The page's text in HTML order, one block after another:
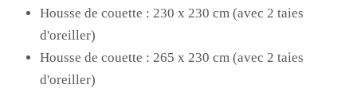
Housse de couette : 230 x 230 cm (avec 2 taies
d'oreiller)
Housse de couette : 265 x 230 cm (avec 2 taies
d'oreiller)